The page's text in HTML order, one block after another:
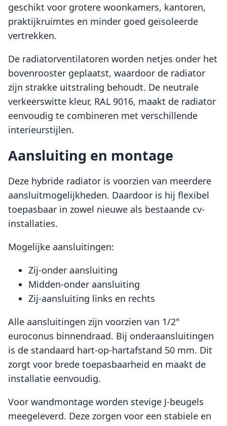
geschikt voor grotere woonkamers, kantoren,
praktijkruimtes en minder goed geïsoleerde
vertrekken.
De radiatorventilatoren worden netjes onder het
bovenrooster geplaatst, waardoor de radiator
zijn strakke uitstraling behoudt. De neutrale
verkeerswitte kleur, RAL 9016, maakt de radiator
eenvoudig te combineren met verschillende
interieurstijlen.
Aansluiting en montage
Deze hybride radiator is voorzien van meerdere
aansluitmogelijkheden. Daardoor is hij flexibel
toepasbaar in zowel nieuwe als bestaande cv-
installaties.
Mogelijke aansluitingen:
Zij-onder aansluiting
Midden-onder aansluiting
Zij-aansluiting links en rechts
Alle aansluitingen zijn voorzien van 1/2"
euroconus binnendraad. Bij onderaansluitingen
is de standaard hart-op-hartafstand 50 mm. Dit
zorgt voor brede toepasbaarheid en maakt de
installatie eenvoudig.
Voor wandmontage worden stevige J-beugels
meegeleverd. Deze zorgen voor een stabiele en